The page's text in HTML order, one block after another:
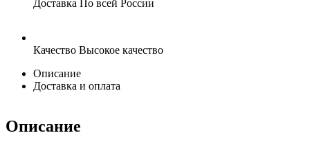
Доставка По всей России
Качество Высокое качество
Описание
Доставка и оплата
Описание